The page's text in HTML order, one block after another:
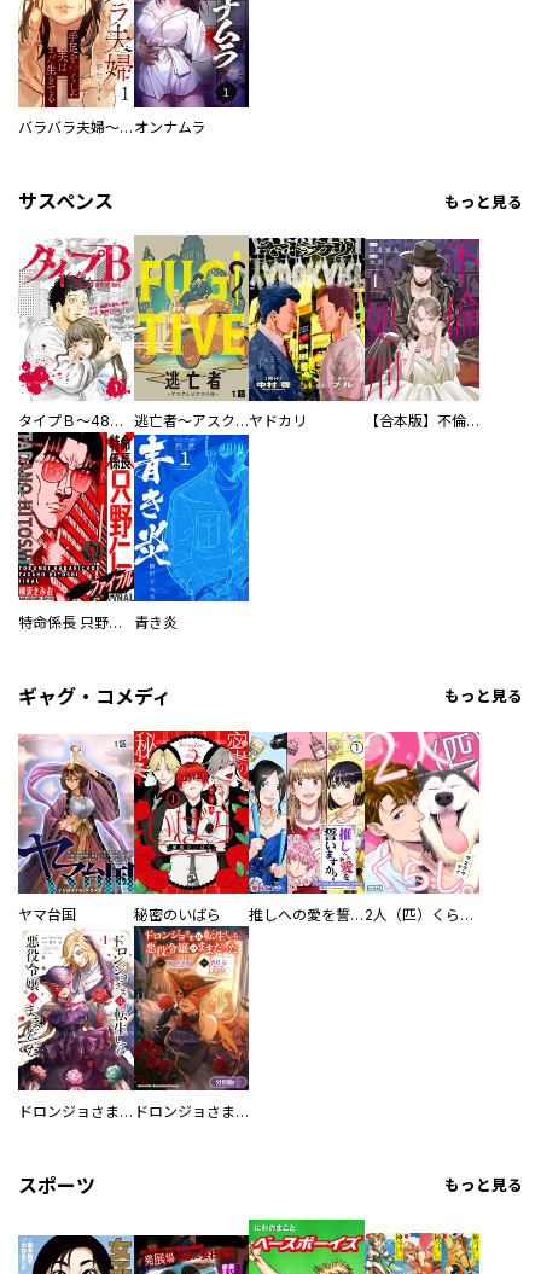
バラバラ夫婦～手足をなくした夫はまだ生きてる オンナムラ
サスペンス もっと見る
タイプＢ～48時間後、致死率100％～【単話】 逃亡者～アスクレピオスの杖～ヤドカリ 【合本版】不倫処刑
特命係長 只野仁ファイナル 愛蔵版 青き炎
ギャグ・コメディ もっと見る
ヤマ台国 秘密のいばら 推しへの愛を誓いますか？～アラサー女子、推しは逃げぬが人生逃げる～ 2人（匹）くらし。
ドロンジョさまは転生しても悪役令嬢のままだった ドロンジョさまは転生しても悪役令嬢のままだった【分冊版】
スポーツ もっと見る